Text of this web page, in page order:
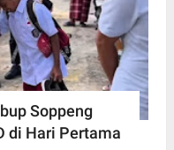
Soppeng
di Hari Pertama